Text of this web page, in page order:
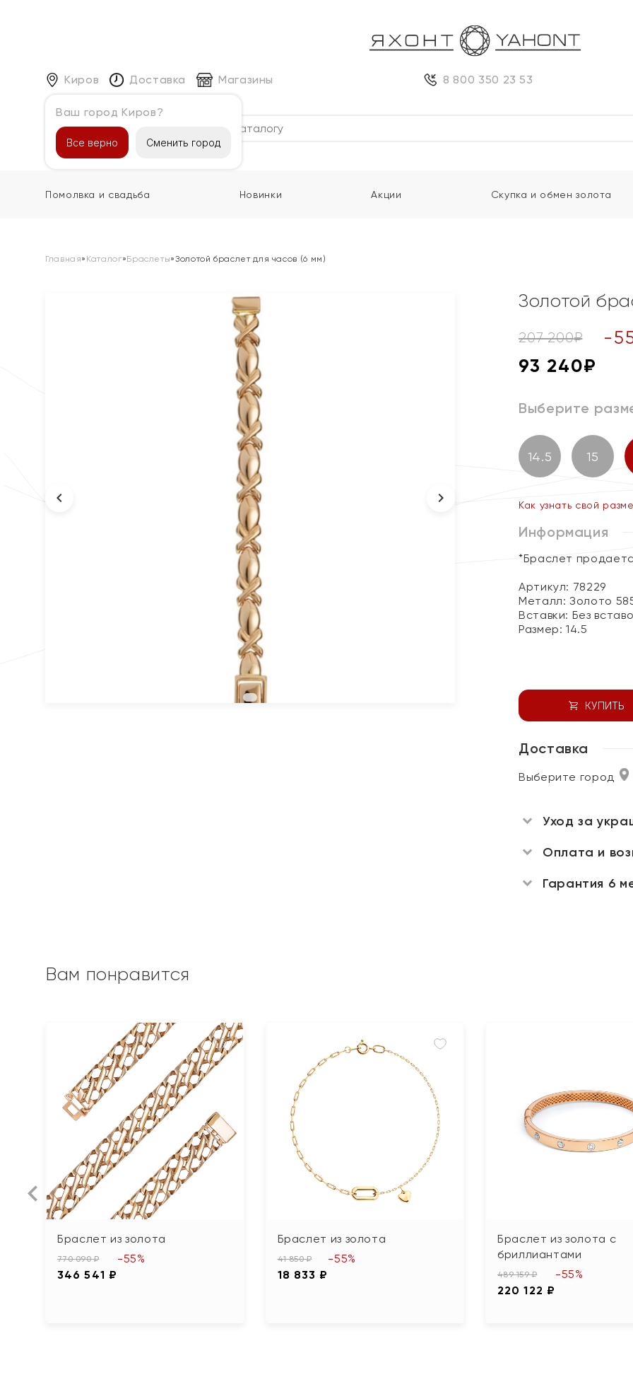
Киров
Ваш город Киров?
Все верно Сменить город
Доставка Магазины 8 800 350 23 53
Каталог
Помолвка и свадьба Новинки Акции Скупка и обмен золота
Главная» Каталог»Браслеты»Золотой браслет для часов (6 мм)
Золотой
207 200₽ -
93 240₽
Выберите
14.5 15
Как узнать свой
Информация
*Браслет
Артикул: 78229
Металл:Золото
Вставки: Без
Размер:14.5
КУПИТЬ
Доставка
Выберите город
Уход за
Оплата и
Гарантия 6
Вам понравится
Браслет из золота
770 090 ₽
346 541 ₽
-55%
Браслет из золота
41 850 ₽
18 833 ₽
-55%
Браслет из золота с
бриллиантами
489 159 ₽
220 122 ₽
-55%